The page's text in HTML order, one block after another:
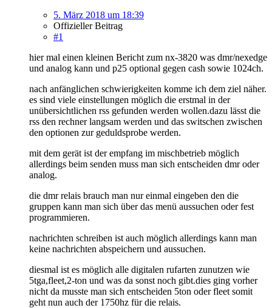
5. März 2018 um 18:39
Offizieller Beitrag
#1
hier mal einen kleinen Bericht zum nx-3820 was dmr/nexedge
und analog kann und p25 optional gegen cash sowie 1024ch.
nach anfänglichen schwierigkeiten komme ich dem ziel näher.
es sind viele einstellungen möglich die erstmal in der
unübersichtlichen rss gefunden werden wollen.dazu lässt die
rss den rechner langsam werden und das switschen zwischen
den optionen zur geduldsprobe werden.
mit dem gerät ist der empfang im mischbetrieb möglich
allerdings beim senden muss man sich entscheiden dmr oder
analog.
die dmr relais brauch man nur einmal eingeben den die
gruppen kann man sich über das menü aussuchen oder fest
programmieren.
nachrichten schreiben ist auch möglich allerdings kann man
keine nachrichten abspeichern und aussuchen.
diesmal ist es möglich alle digitalen rufarten zunutzen wie
5tga,fleet,2-ton und was da sonst noch gibt.dies ging vorher
nicht da musste man sich entscheiden 5ton oder fleet somit
geht nun auch der 1750hz für die relais.